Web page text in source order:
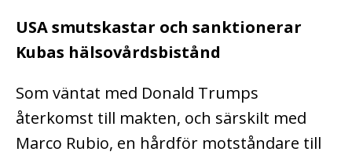
USA smutskastar och sanktionerar
Kubas hälsovårdsbistånd
Som väntat med Donald Trumps
återkomst till makten, och särskilt med
Marco Rubio, en hårdför motståndare till